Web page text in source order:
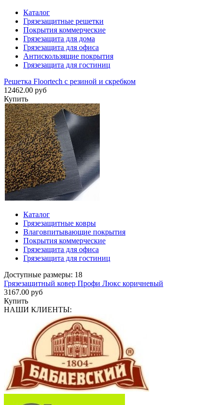
Каталог
Грязезащитные решетки
Покрытия коммерческие
Грязезащита для дома
Грязезащита для офиса
Антискользящие покрытия
Грязезащита для гостиниц
Решетка Floortech с резиной и скребком
12462.00 руб
Купить
Каталог
Грязезащитные ковры
Влаговпитывающие покрытия
Покрытия коммерческие
Грязезащита для офиса
Грязезащита для гостиниц
Доступные размеры: 18
Грязезащитный ковер Профи Люкс коричневый
3167.00 руб
Купить
НАШИ КЛИЕНТЫ: